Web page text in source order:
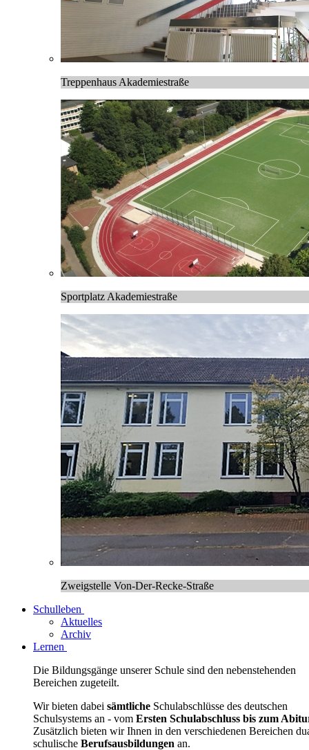
Treppenhaus Akademiestraße
Sportplatz Akademiestraße
Zweigstelle Von-Der-Recke-Straße
Schulleben
Aktuelles
Archiv
Lernen
Die Bildungsgänge unserer Schule sind den nebenstehenden
Bereichen zugeteilt.
Wir bieten dabei sämtliche Schulabschlüsse des deutschen
Schulsystems an - vom Ersten Schulabschluss bis zum
Zusätzlich bieten wir Ihnen in den verschiedenen Bereichen
schulische Berufsausbildungen an.